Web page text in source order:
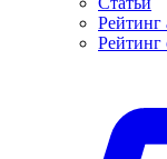
Рейтинг
Рейтинг